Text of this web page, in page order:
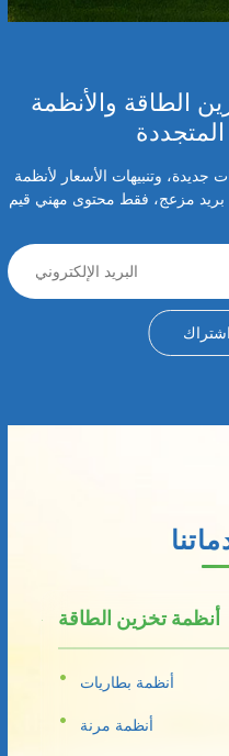
الطاقة والأنظمة
وتنبيهات الأسعار لأنظمة
بريد مزعج، فقط محتوى مهني قيم
اشتراك
أنظمة تخزين الطاقة
أنظمة بطاريات
أنظمة مرنة